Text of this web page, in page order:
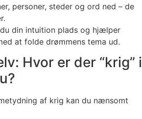
personer, steder og ord ned – de
din intuition plads og hjælper
at folde drømmens tema ud.
Hvor er der “krig” i
af krig kan du nænsomt